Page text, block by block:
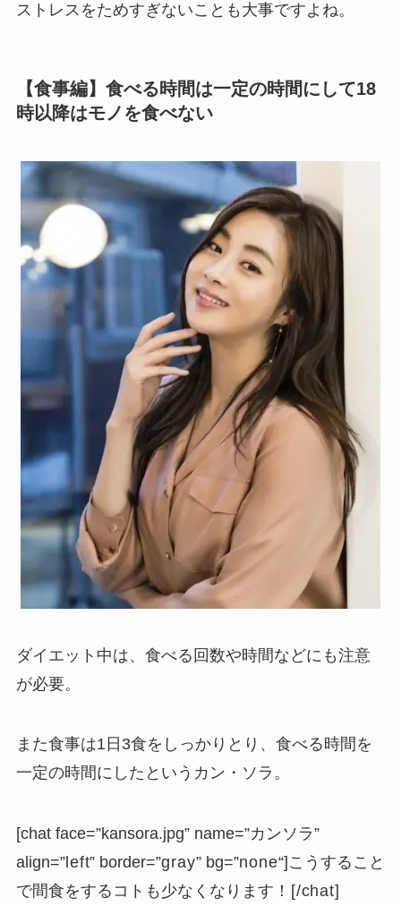
ストレスをためすぎないことも大事ですよね。
【食事編】食べる時間は一定の時間にして18
時以降はモノを食べない
ダイエット中は、食べる回数や時間などにも注意
が必要。
また食事は1日3食をしっかりとり、食べる時間を
一定の時間にしたというカン・ソラ。
[chat face=”kansora.jpg” name=”カンソラ”
align=”left” border=”gray” bg=”none“]こうすること
で間食をするコトも少なくなります ！ [/chat]